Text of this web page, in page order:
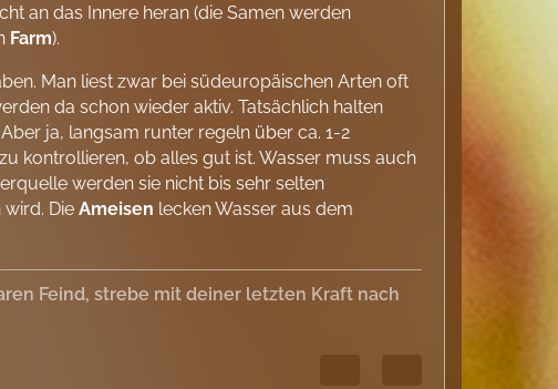
an das Innere heran (die Samen werden
Farm).
Man liest zwar bei südeuropäischen Arten oft
da schon wieder aktiv. Tatsächlich halten
ja, langsam runter regeln über ca. 1-2
kontrollieren, ob alles gut ist. Wasser muss auch
werden sie nicht bis sehr selten
wird. DieAmeisen lecken Wasser aus dem
Feind, strebe mit deiner letzten Kraft nach